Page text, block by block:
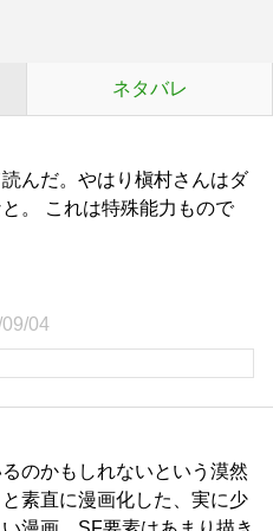
ネタバレ
んだ。やはり槇村さんはダ
。 これは特殊能力もので
04
のかもしれないという漠然
素直に漫画化した、実に少